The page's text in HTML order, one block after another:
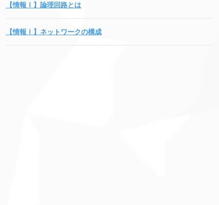
【情報Ⅰ】論理回路とは
【情報Ⅰ】ネットワークの構成